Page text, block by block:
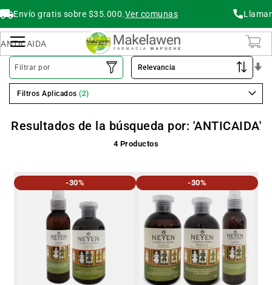
Envío gratis sobre $35.000.Ver comunas Llamar
Resultados de la búsqueda por: 'ANTICAIDA'
4Productos
-30% -30%
Filtrar por
Filtros Aplicados